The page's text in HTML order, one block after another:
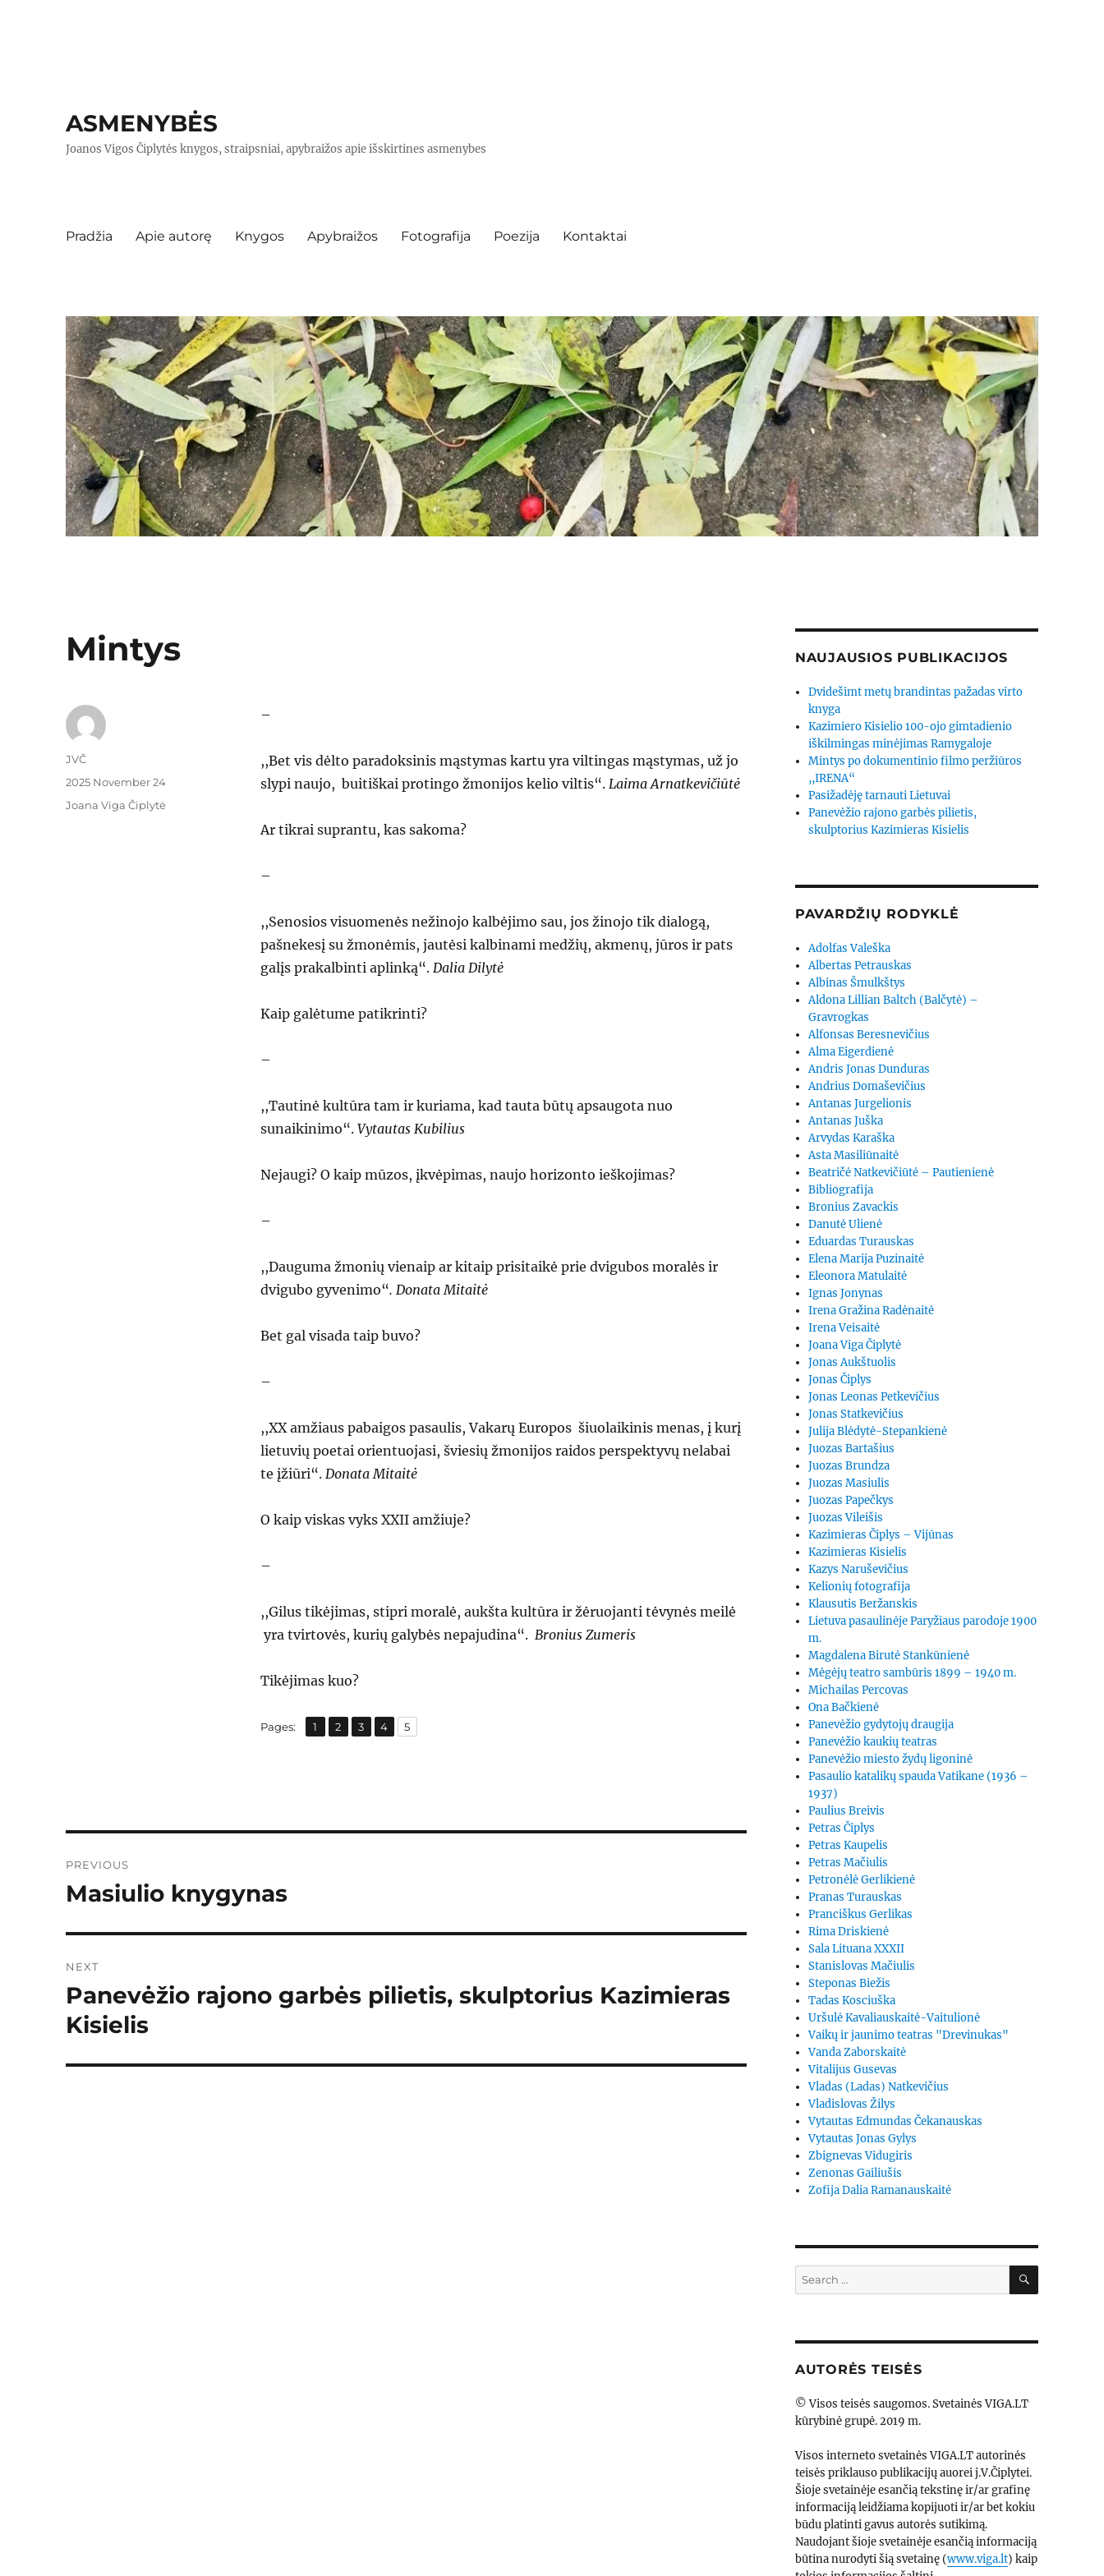
ASMENYBĖS
Joanos Vigos Čiplytės knygos, straipsniai, apybraižos apie išskirtines asmenybes
Pradžia Apie autorę Knygos Apybraižos Fotografija Poezija Kontaktai
Mintys
–
,,Bet vis dėlto paradoksinis mąstymas kartu yra viltingas mąstymas, už jo
slypi naujo, buitiškai protingo žmonijos kelio viltis“. Laima Arnatkevičiūtė
Ar tikrai suprantu, kas sakoma?
–
,,Senosios visuomenės nežinojo kalbėjimo sau, jos žinojo tik dialogą,
pašnekesį su žmonėmis, jautėsi kalbinami medžių, akmenų, jūros ir pats
galįs prakalbinti aplinką“. Dalia Dilytė
Kaip galėtume patikrinti?
–
,,Tautinė kultūra tam ir kuriama, kad tauta būtų apsaugota nuo
sunaikinimo“. Vytautas Kubilius
Nejaugi? O kaip mūzos, įkvėpimas, naujo horizonto ieškojimas?
–
,,Dauguma žmonių vienaip ar kitaip prisitaikė prie dvigubos moralės ir
dvigubo gyvenimo“. Donata Mitaitė
Bet gal visada taip buvo?
–
,,XX amžiaus pabaigos pasaulis, Vakarų Europos šiuolaikinis menas, į kurį
lietuvių poetai orientuojasi, šviesių žmonijos raidos perspektyvų nelabai
te įžiūri“. Donata Mitaitė
O kaip viskas vyks XXII amžiuje?
–
,,Gilus tikėjimas, stipri moralė, aukšta kultūra ir žėruojanti tėvynės meilė
yra tvirtovės, kurių galybės nepajudina“. Bronius Zumeris
Tikėjimas kuo?
Pages: Page
1 ,
Page
2 ,
Page
3 ,
Page
4 ,
Page
5
Author
JVČ
Posted
on
2025 November 24
Categories
Joana Viga Čiplytė
navigation
PREVIOUS
Previous
Masiulio knygynas
NEXT
Next
post:
Panevėžio rajono garbės pilietis, skulptorius Kazimieras
Kisielis
NAUJAUSIOS PUBLIKACIJOS
Dvidešimt metų brandintas pažadas virto
knyga
Kazimiero Kisielio 100-ojo gimtadienio
iškilmingas minėjimas Ramygaloje
Mintys po dokumentinio filmo peržiūros
,,IRENA“
Pasižadėję tarnauti Lietuvai
Panevėžio rajono garbės pilietis,
skulptorius Kazimieras Kisielis
PAVARDŽIŲ RODYKLĖ
Adolfas Valeška
Albertas Petrauskas
Albinas Šmulkštys
Aldona Lillian Baltch (Balčytė) –
Gravrogkas
Alfonsas Beresnevičius
Alma Eigerdienė
Andris Jonas Dunduras
Andrius Domaševičius
Antanas Jurgelionis
Antanas Juška
Arvydas Karaška
Asta Masiliūnaitė
Beatričė Natkevičiūtė – Pautienienė
Bibliografija
Bronius Zavackis
Danutė Ulienė
Eduardas Turauskas
Elena Marija Puzinaitė
Eleonora Matulaitė
Ignas Jonynas
Irena Gražina Radėnaitė
Irena Veisaitė
Joana Viga Čiplytė
Jonas Aukštuolis
Jonas Čiplys
Jonas Leonas Petkevičius
Jonas Statkevičius
Julija Blėdytė-Stepankienė
Juozas Bartašius
Juozas Brundza
Juozas Masiulis
Juozas Papečkys
Juozas Vileišis
Kazimieras Čiplys – Vijūnas
Kazimieras Kisielis
Kazys Naruševičius
Kelionių fotografija
Klausutis Beržanskis
Lietuva pasaulinėje Paryžiaus parodoje 1900
m.
Magdalena Birutė Stankūnienė
Mėgėjų teatro sambūris 1899 – 1940 m.
Michailas Percovas
Ona Bačkienė
Panevėžio gydytojų draugija
Panevėžio kaukių teatras
Panevėžio miesto žydų ligoninė
Pasaulio katalikų spauda Vatikane (1936 –
1937)
Paulius Breivis
Petras Čiplys
Petras Kaupelis
Petras Mačiulis
Petronėlė Gerlikienė
Pranas Turauskas
Pranciškus Gerlikas
Rima Driskienė
Sala Lituana XXXII
Stanislovas Mačiulis
Steponas Biežis
Tadas Kosciuška
Uršulė Kavaliauskaitė-Vaitulionė
Vaikų ir jaunimo teatras "Drevinukas"
Vanda Zaborskaitė
Vitalijus Gusevas
Vladas (Ladas) Natkevičius
Vladislovas Žilys
Vytautas Edmundas Čekanauskas
Vytautas Jonas Gylys
Zbignevas Vidugiris
Zenonas Gailiušis
Zofija Dalia Ramanauskaitė
Search
for:
SEARCH
AUTORĖS TEISĖS
© Visos teisės saugomos. Svetainės VIGA.LT
kūrybinė grupė. 2019 m.
Visos interneto svetainės VIGA.LT autorinės
teisės priklauso publikacijų auorei j.V.Čiplytei.
Šioje svetainėje esančią tekstinę ir/ar grafinę
informaciją leidžiama kopijuoti ir/ar bet kokiu
būdu platinti gavus autorės sutikimą.
Naudojant šioje svetainėje esančią informaciją
būtina nurodyti šią svetainę (www.viga.lt) kaip